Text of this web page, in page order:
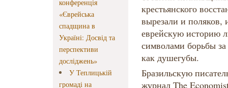
конференція
«Єврейська
спадщина в
Україні: Досвід та
перспективи
досліджень»
У Теплицькій
громаді на
крестьянского
вырезали и поляков,
еврейскую историю
символами борьбы
как душегубы.
Бразильскую
журнал The